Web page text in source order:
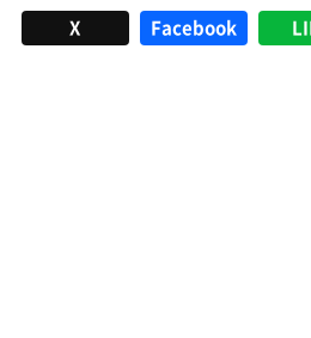
X Facebook